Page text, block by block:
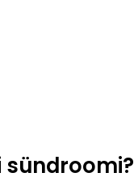
sündroomi?